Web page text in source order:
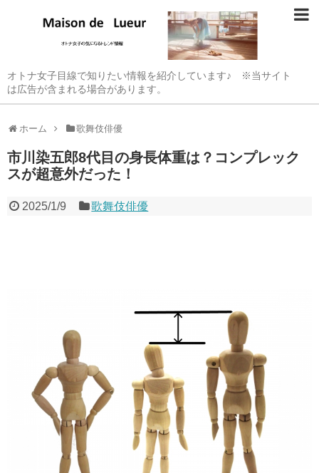
オトナ女子目線で知りたい情報を紹介しています♪ ※当サイト
は広告が含まれる場合があります。
ホーム 歌舞伎俳優
市川染五郎8代目の身長体重は？コンプレック
スが超意外だった！
2025/1/9 歌舞伎俳優